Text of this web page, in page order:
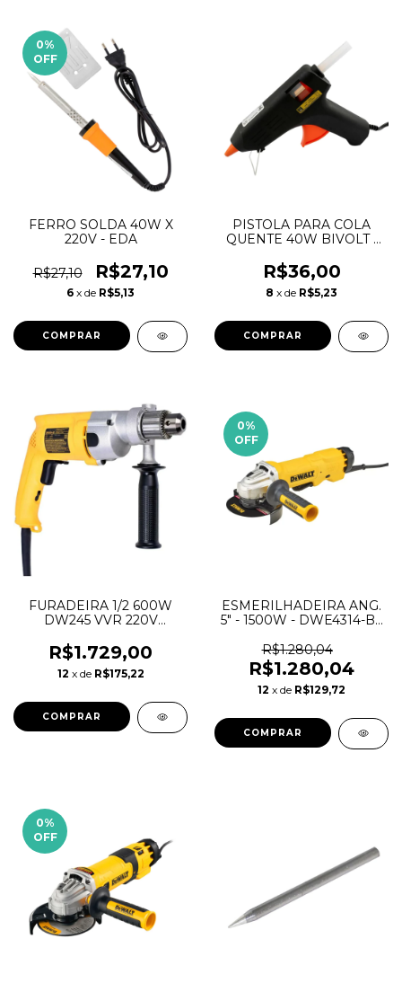
0%
OFF
FERRO SOLDA 40W X
220V - EDA
R$27,10 R$27,10
6 x de R$5,13
PISTOLA PARA COLA
QUENTE 40W BIVOLT -
R$36,00
8 x de R$5,23
FURADEIRA 1/2 600W
DW245 VVR 220V
R$1.729,00
12 x de R$175,22
COMPRAR
0%
OFF
ESMERILHADEIRA ANG.
5" - 1500W - DWE4314-B2
R$1.280,04
R$1.280,04
12 x de R$129,72
0%
OFF